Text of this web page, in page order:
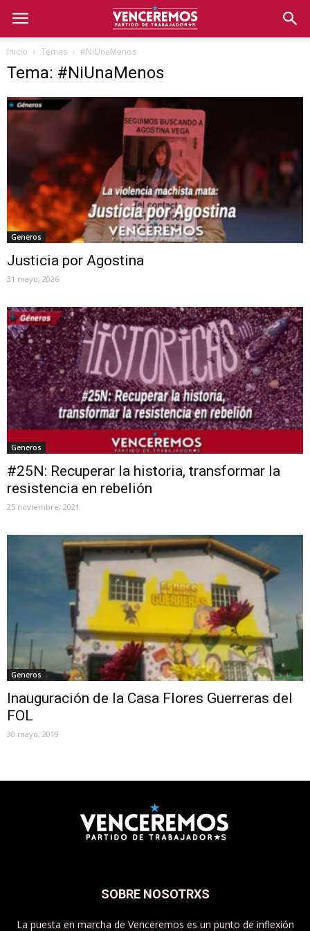
Inicio Temas #NiUnaMenos
Tema: #NiUnaMenos
Generos
Justicia por Agostina
31 mayo, 2026
Generos
#25N: Recuperar la historia, transformar la
resistencia en rebelión
25 noviembre, 2021
Generos
Inauguración de la Casa Flores Guerreras del
FOL
30 mayo, 2019
SOBRE NOSOTRXS
La puesta en marcha de Venceremos es un punto de inflexión